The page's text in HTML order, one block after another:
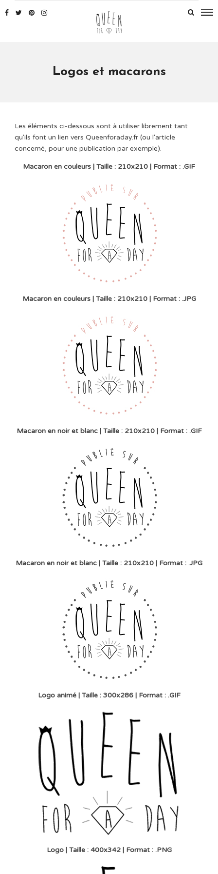
Logos et macarons
Les éléments ci-dessous sont à utiliser librement tant
qu'ils font un lien vers Queenforaday.fr (ou l'article
concerné, pour une publication par exemple).
Macaron en couleurs | Taille : 210x210 | Format : .GIF
Macaron en couleurs | Taille : 210x210 | Format : .JPG
Macaron en noir et blanc | Taille : 210x210 | Format : .GIF
Macaron en noir et blanc | Taille : 210x210 | Format : .JPG
Logo animé | Taille : 300x286 | Format : .GIF
Logo | Taille : 400x342 | Format : .PNG